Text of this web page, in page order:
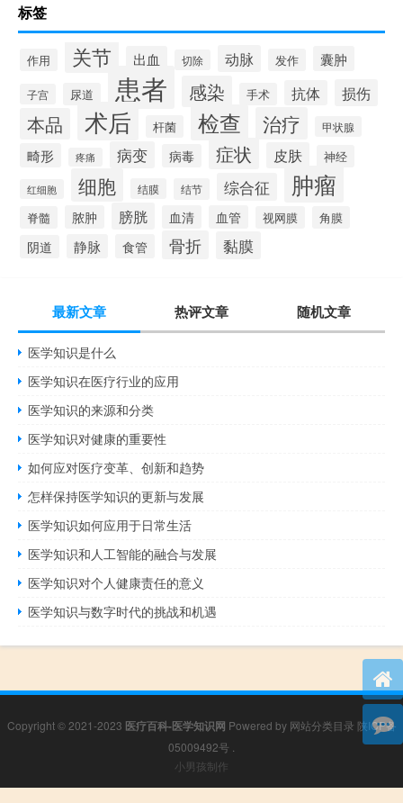
标签
作用 关节 出血 切除 动脉 发作 囊肿
子宫 尿道 患者 感染 手术 抗体 损伤
本品 术后 杆菌 检查 治疗 甲状腺
畸形 疼痛 病变 病毒 症状 皮肤 神经
红细胞 细胞 结膜 结节 综合征 肿瘤
脊髓 脓肿 膀胱 血清 血管 视网膜 角膜
阴道 静脉 食管 骨折 黏膜
最新文章 热评文章 随机文章
医学知识是什么
医学知识在医疗行业的应用
医学知识的来源和分类
医学知识对健康的重要性
如何应对医疗变革、创新和趋势
怎样保持医学知识的更新与发展
医学知识如何应用于日常生活
医学知识和人工智能的融合与发展
医学知识对个人健康责任的意义
医学知识与数字时代的挑战和机遇
Copyright © 2021-2023 医疗百科-医学知识网 Powered by 网站分类目录 陕ICP备
05009492号
小男孩制作